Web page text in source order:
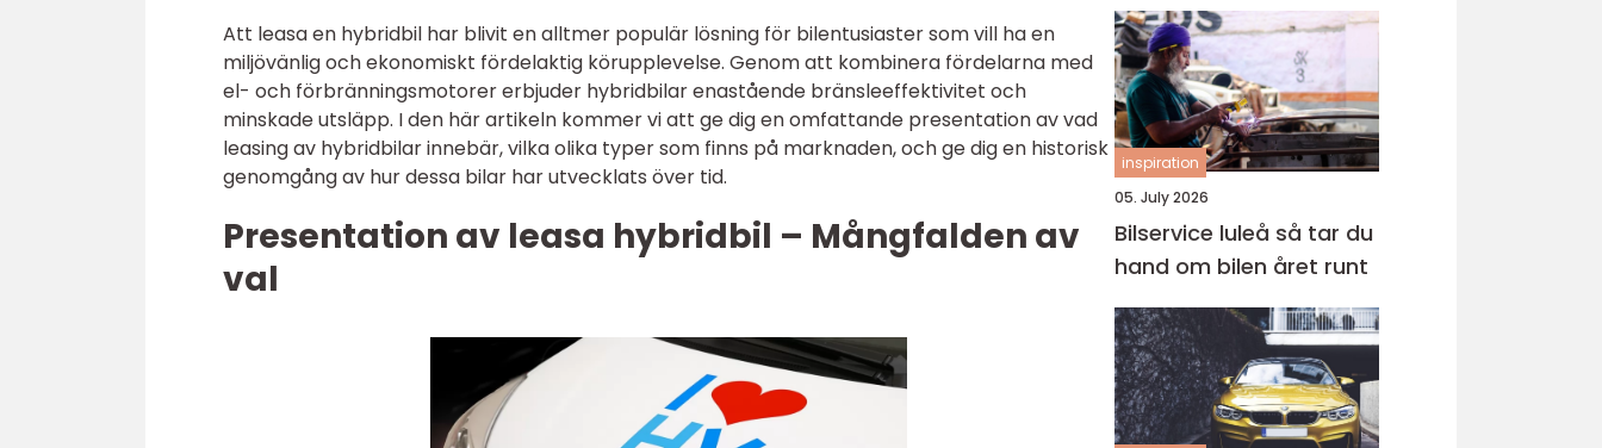
Att leasa en hybridbil har blivit en alltmer populär lösning för bilentusiaster som vill ha en
miljövänlig och ekonomiskt fördelaktig körupplevelse. Genom att kombinera fördelarna med
el- och förbränningsmotorer erbjuder hybridbilar enastående bränsleeffektivitet och
minskade utsläpp. I den här artikeln kommer vi att ge dig en omfattande presentation av vad
leasing av hybridbilar innebär, vilka olika typer som finns på marknaden, och ge dig en historisk
genomgång av hur dessa bilar har utvecklats över tid.
Presentation av leasa hybridbil – Mångfalden av
val
inspiration
05. July 2026
Bilservice luleå så tar du
hand om bilen året runt